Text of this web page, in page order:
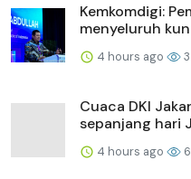
Kemkomdigi:
menyeluruh
4 hours ago 3
Cuaca DKI
sepanjang hari
4 hours ago 6